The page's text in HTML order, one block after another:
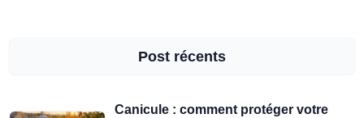
Post récents
Canicule : comment protéger votre